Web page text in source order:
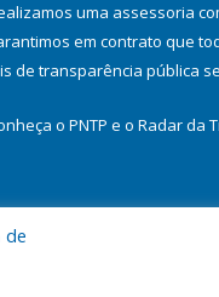
uma assessoria
em contrato que
de transparência pública
o PNTP e o Radar da
de